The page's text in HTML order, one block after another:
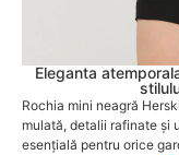
Eleganta
Rochia mini neagră
mulată, detalii rafinate și
esențială pentru orice